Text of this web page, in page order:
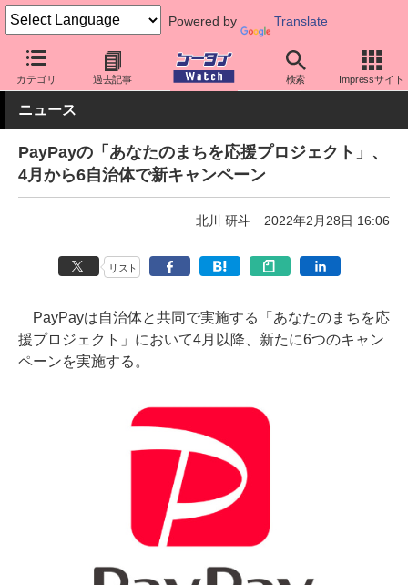
Powered by Translate
カテゴリ 過去記事 検索 Impressサイト
ケータイ Watch アプリ・サービス 決済/金融
ニュース
PayPayの「あなたのまちを応援プロジェクト」、
4月から6自治体で新キャンペーン
北川 研斗 2022年2月28日 16:06
リスト
PayPayは自治体と共同で実施する「あなたのまちを応
援プロジェクト」において4月以降、新たに6つのキャン
ペーンを実施する。